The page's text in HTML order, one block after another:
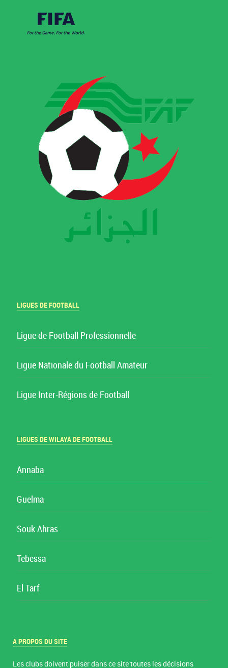
LIGUES DE FOOTBALL
Ligue de Football Professionnelle
Ligue Nationale du Football Amateur
Ligue Inter-Régions de Football
LIGUES DE WILAYA DE FOOTBALL
Annaba
Guelma
Souk Ahras
Tebessa
El Tarf
A PROPOS DU SITE
Les clubs doivent puiser dans ce site toutes les décisions